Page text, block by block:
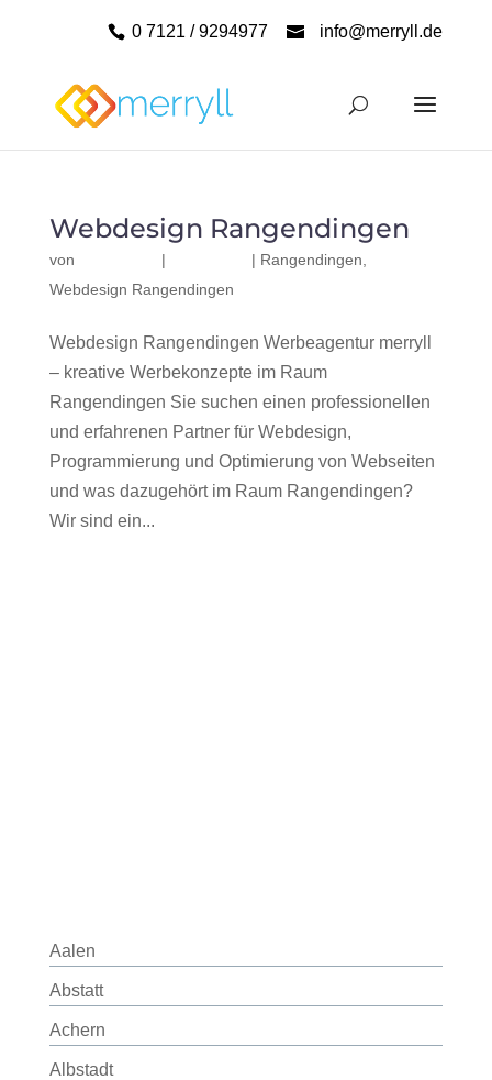
0 7121 / 9294977 info@merryll.de
Webdesign Rangendingen
von | | Rangendingen
Webdesign Rangendingen
Webdesign Rangendingen Werbeagentur merryll
– kreative Werbekonzepte im Raum
Rangendingen Sie suchen einen professionellen
und erfahrenen Partner für Webdesign,
Programmierung und Optimierung von Webseiten
und was dazugehört im Raum Rangendingen?
Wir sind ein...
Aalen
Abstatt
Achern
Albstadt